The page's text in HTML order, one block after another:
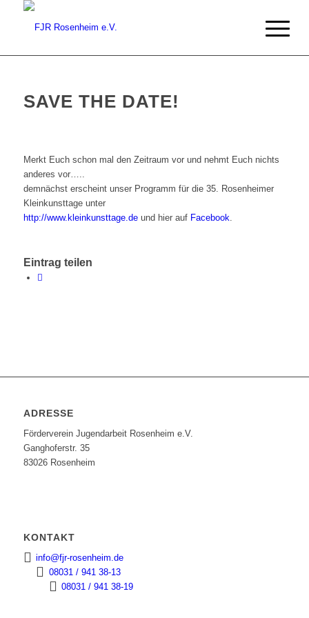
SAVE THE DATE!
Merkt Euch schon mal den Zeitraum vor und nehmt Euch nichts
anderes vor…..
demnächst erscheint unser Programm für die 35. Rosenheimer
Kleinkunsttage unter
http://www.kleinkunsttage.deund hier auf Facebook.
Eintrag teilen
ADRESSE
Förderverein Jugendarbeit Rosenheim e.V.
Ganghoferstr. 35
83026 Rosenheim
KONTAKT
info@fjr-rosenheim.de
08031 / 941 38-13
08031 / 941 38-19